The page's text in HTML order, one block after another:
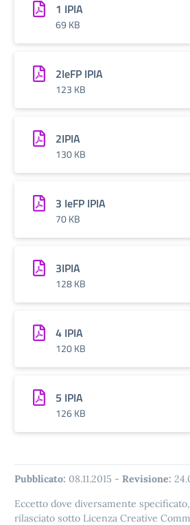
1 IPIA
69 KB
2IeFP IPIA
123 KB
2IPIA
130 KB
3 IeFP IPIA
70 KB
3IPIA
128 KB
4 IPIA
120 KB
5 IPIA
126 KB
Pubblicato: 08.11.2015 - Revisione:
Eccetto dove diversamente
rilasciato sotto Licenza Creative